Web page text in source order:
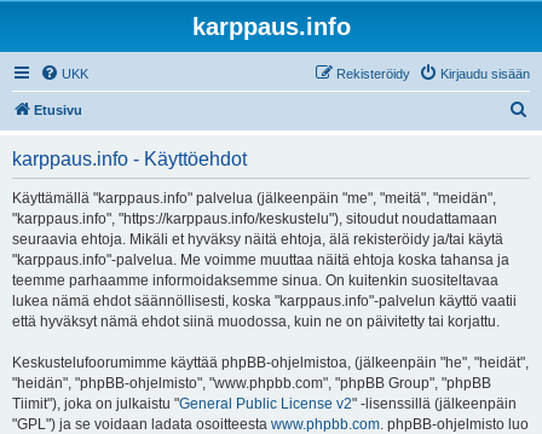
karppaus.info
UKK Kirjaudu sisään
Rekisteröidy
Etusivu
karppaus.info - Käyttöehdot
Käyttämällä "karppaus.info" palvelua (jälkeenpäin "me", "meitä", "meidän",
"karppaus.info", "https://karppaus.info/keskustelu"), sitoudut noudattamaan
seuraavia ehtoja. Mikäli et hyväksy näitä ehtoja, älä rekisteröidy ja/tai käytä
"karppaus.info"-palvelua. Me voimme muuttaa näitä ehtoja koska tahansa ja
teemme parhaamme informoidaksemme sinua. On kuitenkin suositeltavaa
lukea nämä ehdot säännöllisesti, koska "karppaus.info"-palvelun käyttö vaatii
että hyväksyt nämä ehdot siinä muodossa, kuin ne on päivitetty tai korjattu.
Keskustelufoorumimme käyttää phpBB-ohjelmistoa, (jälkeenpäin "he", "heidät",
"heidän", "phpBB-ohjelmisto", "www.phpbb.com", "phpBB Group", "phpBB
Tiimit"), joka on julkaistu "General Public License v2" -lisenssillä (jälkeenpäin
"GPL") ja se voidaan ladata osoitteesta www.phpbb.com. phpBB-ohjelmisto luo